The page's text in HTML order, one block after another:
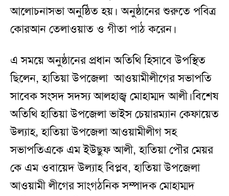
আলোচনাসভা অনুষ্ঠিত হয়। অনুষ্ঠানের শুরুতে পবিত্র
কোরআন তেলাওয়াত ও গীতা পাঠ করেন।
এ সময়ে অনুষ্ঠানের প্রধান অতিথি হিসাবে উপস্থিত
ছিলেন, হাতিয়া উপজেলা আওয়ামীলীগের সভাপতি
সাবেক সংসদ সদস্য আলহাজ্ব মোহাম্মদ আলী।বিশেষ
অতিথি হাতিয়া উপজেলা ভাইস চেয়ারম্যান কেফায়েত
উল‍্যাহ, হাতিয়া উপজেলা আওয়ামীলীগ সহ
সভাপতিএকে এম ইউছুফ আলী, হাতিয়া পৌর মেয়র
কে এম ওবায়েদ উল‍্যাহ বিপ্লব, হাতিয়া উপজেলা
আওয়ামী লীগের সাংগঠনিক সম্পাদক মোহাম্মদ